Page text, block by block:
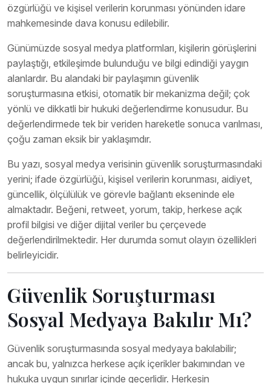
özgürlüğü ve kişisel verilerin korunması yönünden idare
mahkemesinde dava konusu edilebilir.
Günümüzde sosyal medya platformları, kişilerin görüşlerini
paylaştığı, etkileşimde bulunduğu ve bilgi edindiği yaygın
alanlardır. Bu alandaki bir paylaşımın güvenlik
soruşturmasına etkisi, otomatik bir mekanizma değil; çok
yönlü ve dikkatli bir hukuki değerlendirme konusudur. Bu
değerlendirmede tek bir veriden hareketle sonuca varılması,
çoğu zaman eksik bir yaklaşımdır.
Bu yazı, sosyal medya verisinin güvenlik soruşturmasındaki
yerini; ifade özgürlüğü, kişisel verilerin korunması, aidiyet,
güncellik, ölçülülük ve görevle bağlantı ekseninde ele
almaktadır. Beğeni, retweet, yorum, takip, herkese açık
profil bilgisi ve diğer dijital veriler bu çerçevede
değerlendirilmektedir. Her durumda somut olayın özellikleri
belirleyicidir.
Güvenlik Soruşturması
Sosyal Medyaya Bakılır Mı?
Güvenlik soruşturmasında sosyal medyaya bakılabilir;
ancak bu, yalnızca herkese açık içerikler bakımından ve
hukuka uygun sınırlar içinde geçerlidir. Herkesin